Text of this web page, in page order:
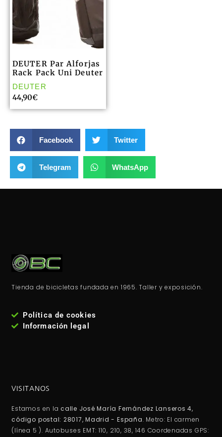
DEUTER Par Alforjas
Rack Pack Uni Deuter
DEUTER
44,90€
Facebook Twitter
Telegram WhatsApp
Tienda de bicicletas fundada en 1965. Taller y exposición.
Política de cookies
Información legal
VISITANOS
Estamos en la calle José María Fernández Lanseros 4,
código postal: 28017, Madrid - España. Metro: El carmen
(línea 5 ). Autobuses EMT: 110, 210, 38, 146 Coordenadas GPS: